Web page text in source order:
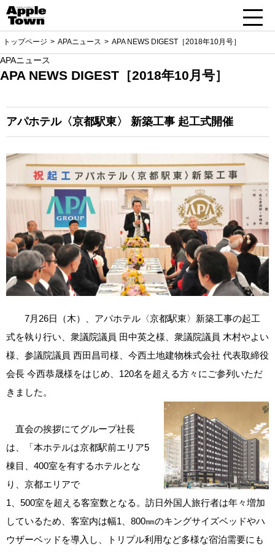
トップページ APAニュース APA NEWS DIGEST［2018年10月号］
APAニュース
APA NEWS DIGEST［2018年10月号］
アパホテル〈京都駅東〉 新築工事 起工式開催
7月26日（木）、アパホテル〈京都駅東〉新築工事の起工
式を執り行い、衆議院議員 田中英之様、衆議院議員 木村やよい
様、参議院議員 西田昌司様、今西土地建物株式会社 代表取締役
会長 今西恭晟様をはじめ、120名を超える方々にご参列いただ
きました。
直会の挨拶にてグループ社長
は、「本ホテルは京都駅前エリア5
棟目、400室を有するホテルとな
り、京都エリアで
1、500室を超える客室数となる。訪日外国人旅行者は年々増加
しているため、客室内は幅1、800㎜のキングサイズベッドやハ
ウザーベッドを導入し、トリプル利用など多様な宿泊需要にも